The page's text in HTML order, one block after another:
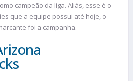
campeão da liga. Aliás, esse é o
que a equipe possui até hoje, o
foi a campanha.